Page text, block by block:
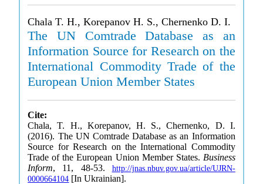
Chala T. H., Korepanov H. S., Chernenko D. I.
The UN Comtrade Database as an
Information Source for Research on the
International Commodity Trade of the
European Union Member States
Cite:
Chala, T. H., Korepanov, H. S., Chernenko, D. I.
(2016). The UN Comtrade Database as an Information
Source for Research on the International Commodity
Trade of the European Union Member States. Business
Inform, 11, 48-53. http://jnas.nbuv.gov.ua/article/UJRN-
0000664104 [In Ukrainian].